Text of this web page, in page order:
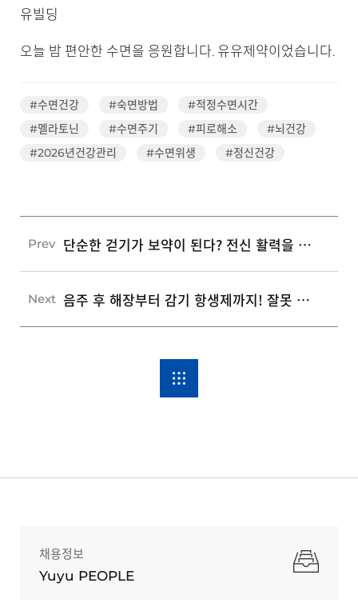
유빌딩
오늘 밤 편안한 수면을 응원합니다. 유유제약이었습니다.
#수면건강 #숙면방법
#적정수면시간
#멜라토닌
#수면주기 #피로해소
#뇌건강
#2026년건강관리
#수면위생 #정신건강
Prev 단순한 걷기가 보약이 된다? 전신 활력을 높이는 올바른 걷기 자세와 5가지 효과
Next 음주 후 해장부터 감기 항생제까지! 잘못 알기 쉬운 5가지 건강 속설 팩트체크
채용정보
Yuyu PEOPLE